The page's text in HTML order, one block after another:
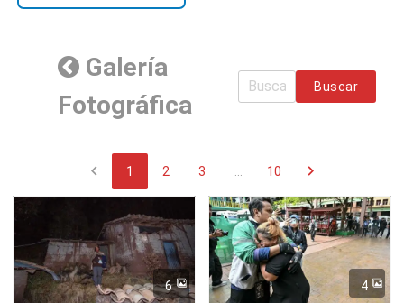
Galería
Fotográfica
Buscar
chevron_left 1 2 3 10 chevron_right
6 4